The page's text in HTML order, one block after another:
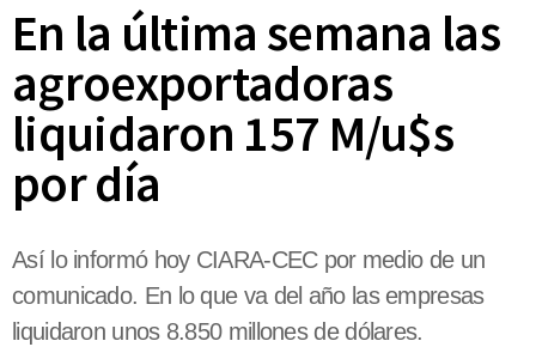
En la última semana las
agroexportadoras
liquidaron 157 M/u$s
por día
Así lo informó hoy CIARA-CEC por medio de un
comunicado. En lo que va del año las empresas
liquidaron unos 8.850 millones de dólares.